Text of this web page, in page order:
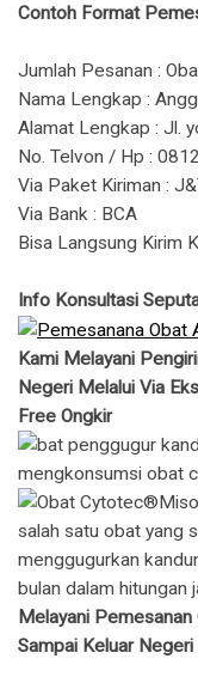
Contoh Format
Jumlah Pesanan :
Nama Lengkap :
Alamat Lengkap : Jl.
No. Telvon / Hp :
Via Paket Kiriman :
Via Bank : BCA
Bisa Langsung Kirim
Info Konsultasi
Kami Melayani
Negeri Melalui Via
Free Ongkir
Melayani
Sampai Keluar Negeri